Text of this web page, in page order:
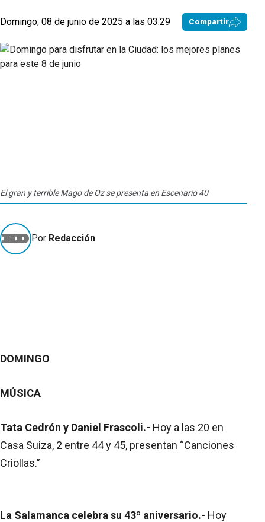
Domingo, 08 de junio de 2025 a las 03:29 Compartir
El gran y terrible Mago de Oz se presenta en Escenario 40
Por Redacción
DOMINGO
MÚSICA
Tata Cedrón y Daniel Frascoli.- Hoy a las 20 en
Casa Suiza, 2 entre 44 y 45, presentan “Canciones
Criollas.”
La Salamanca celebra su 43º aniversario.- Hoy